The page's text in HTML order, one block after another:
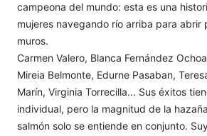
campeona del mundo: esta es una
mujeres navegando río arriba para abrir
muros.
Carmen Valero, Blanca Fernández
Mireia Belmonte, Edurne Pasaban,
Marín, Virginia Torrecilla... Sus éxitos
individual, pero la magnitud de la
salmón solo se entiende en conjunto.